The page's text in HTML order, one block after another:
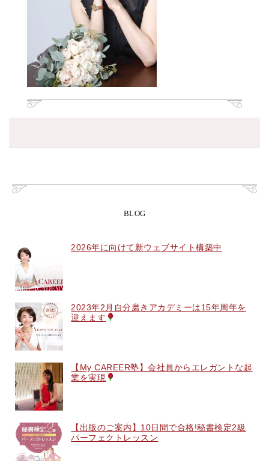
BLOG
2026年に向けて新ウェブサイト構築中
2023年2月自分磨きアカデミーは15年周年を
迎えます
【My CAREER塾】会社員からエレガントな起
業を実現
【出版のご案内】10日間で合格!秘書検定2級
パーフェクトレッスン